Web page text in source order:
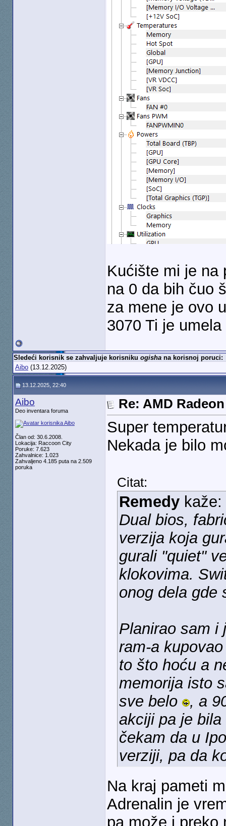
Kućište mi je na
na 0 da bih čuo
za mene je ovo
3070 Ti je
Sledeći korisnik se zahvaljuje korisniku ogishana korisnoj poruci:
Aibo(13.12.2025)
13.12.2025, 22:40
Aibo
Deo inventara foruma
Član od: 30.6.2008.
Lokacija: Raccoon City
Poruke: 7.623
Zahvalnice: 1.023
Zahvaljeno 4.185 puta na 2.509
poruka
Re: AMD
Super
Nekada je bilo
Citat:
Remedykaže:
Dual bios,
verzija koja
gurali "quiet"
klokovima.
onog dela gde
Planirao sam i
ram-a
to što hoću a
memorija isto
sve belo
, a
akciji pa je
čekam da u
verziji, pa da
Na kraj pameti
Adrenalin je
pa može i preko